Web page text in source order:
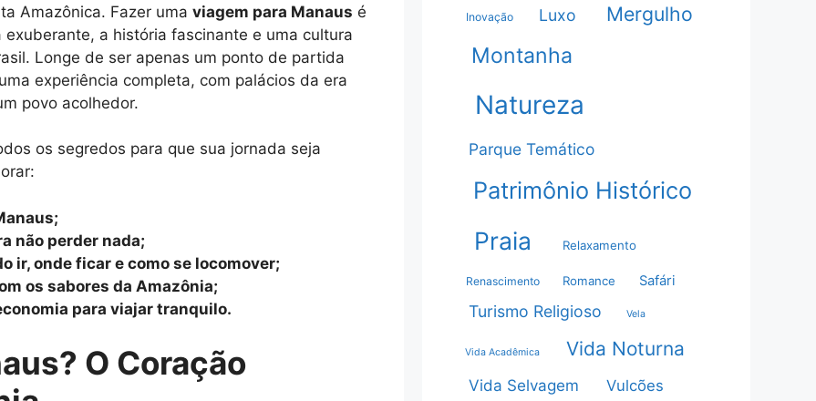
Amazônica. Fazer uma viagem para Manaus é
a história fascinante e uma cultura
Longe de ser apenas um ponto de partida
experiência completa, com palácios da era
povo acolhedor.
os segredos para que sua jornada seja
não perder nada;
ir, onde ficar e como se locomover;
os sabores da Amazônia;
para viajar tranquilo.
O Coração
Inovação Luxo Mergulho
Montanha
Natureza
Parque Temático
Patrimônio Histórico
Praia Relaxamento
Renascimento Romance Safári
Turismo Religioso Vela
Vida Acadêmica Vida Noturna
Vida Selvagem Vulcões